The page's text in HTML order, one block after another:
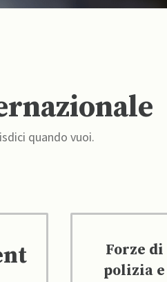
quando vuoi.
Forze di
polizia e